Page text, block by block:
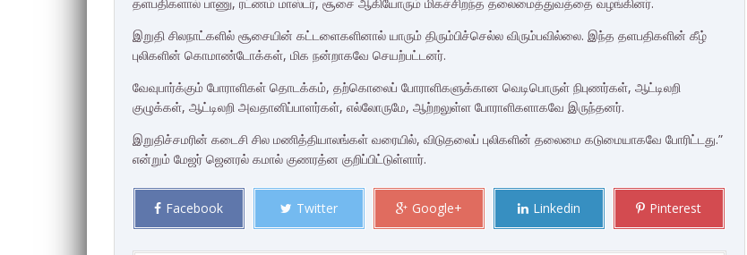
இறுதி சிலநாட்களில் சூசையின் கட்டளைகளினால் யாரும் திரும்பிச்செல்ல விரும்பவில்லை. இந்த தளபதிகளின் கீழ்
புலிகளின் கொமாண்டோக்கள், மிக நன்றாகவே செயற்பட்டனர்.
வேவுபார்க்கும் போராளிகள் தொடக்கம், தற்கொலைப் போராளிகளுக்கான வெடிபொருள் நிபுணர்கள், ஆட்டிலறி
குழுக்கள், ஆட்டிலறி அவதானிப்பாளர்கள், எல்லோருமே, ஆற்றலுள்ள போராளிகளாகவே இருந்தனர்.
இறுதிச்சமரின் கடைசி சில மணித்தியாலங்கள் வரையில், விடுதலைப் புலிகளின் தலைமை கடுமையாகவே போரிட்டது.”
என்றும் மேஜர் ஜெனரல் கமால் குணரத்ன குறிப்பிட்டுள்ளார்.
Facebook Twitter Google+ Linkedin Pinterest